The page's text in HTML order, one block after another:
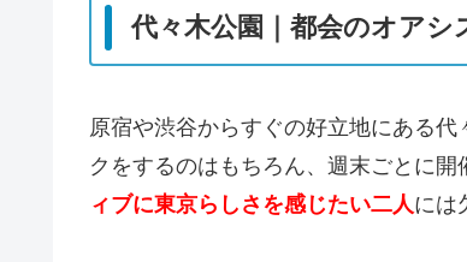
代々木公園｜都会のオア
原宿や渋谷からすぐの好立地にある代
クをするのはもちろん、週末ごとに開
ィブに東京らしさを感じたい二人には